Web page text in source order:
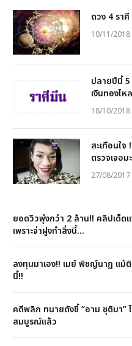
ดวง 4 รา
10/11/2018
ปลายปีนี้ 5
เงินทองไ
18/10/2018
สะเทือนใจ
ตรวจเจอม
27/08/2017
ยอดวิวพุ่งกว่า 2 ล้าน!! คลิปเด็ด
เพราะจ่าฝูงทำสิ่งนี้…
ลงทุนมาเอง!! เมย์ พิชญ์นาฏ แม้
นี้!!
คดีพลิก ทนายดังชี้ “อาม ชุติมา
สมบูรณ์แล้ว